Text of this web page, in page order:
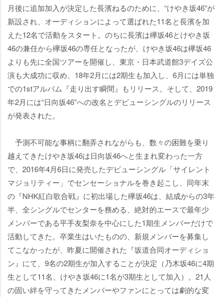
月後に追加加入が決定した長濱ねるのために、“けやき坂46”が
新設され、オーディションによって選ばれた11名と長濱を加
えた12名で活動をスタート。のちに長濱は欅坂46とけやき坂
46の兼任から欅坂46の専任となったが、けやき坂46は欅坂46
よりも先に全国ツアーを開催し、東京・日本武道館3デイズ公
演も大成功に収め、18年2月には2期生も加入し、6月には単独
での1stアルバム『走り出す瞬間』もリリース。そして、2019
年2月には“日向坂46”への改名とデビューシングルのリリース
が発表された。
予測不可能な事柄に翻弄されながらも、数々の困難を乗り
越えてきたけやき坂46は日向坂46へと生まれ変わった一方
で、2016年4月6日に発売したデビューシングル「サイレント
マジョリティー」でセンセーショナルを巻き起こし、同年末
の『NHK紅白歌合戦』に初出場した欅坂46は、結成からの3年
半、全シングルでセンターを務める、絶対的エースで最年少
メンバーである平手友梨奈を中心にした1期生メンバーだけで
活動してきた。卒業生はいたものの、新規メンバーを募集し
てこなかったが、昨夏に開催された『坂道合同オーディショ
ン』にて、9名の2期生が加入することが決定（乃木坂46に4期
生として11名、けやき坂46に1名が3期生として加入）。21人
の固い絆を守ってきたメンバーやファンにとっては劇的な変